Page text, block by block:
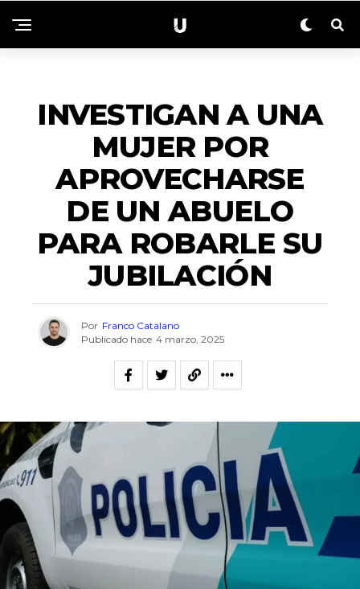
INVESTIGAN A UNA
MUJER POR
APROVECHARSE
DE UN ABUELO
PARA ROBARLE SU
JUBILACIÓN
Por Franco Catalano
Publicado hace 4 marzo, 2025